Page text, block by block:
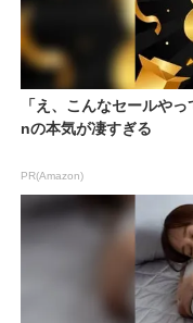
「え、こんなセールや
nの本気が凄すぎる
PR(Amazon)